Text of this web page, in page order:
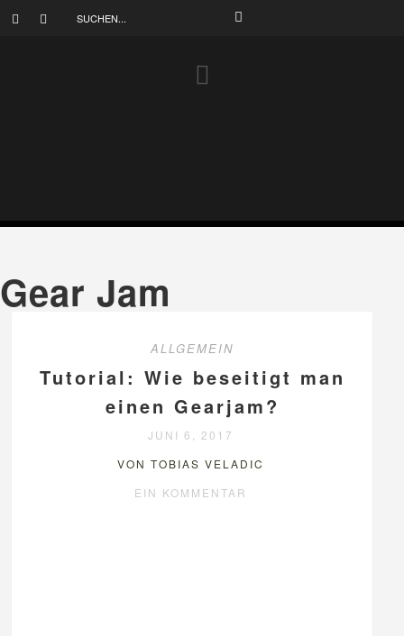
Gear Jam
ALLGEMEIN
Tutorial: Wie beseitigt man
einen Gearjam?
JUNI 6, 2017
VON TOBIAS VELADIC
EIN KOMMENTAR